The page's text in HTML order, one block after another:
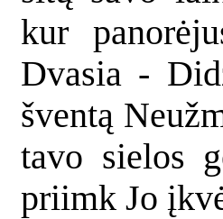
kur
Dvasia -
šventą
tavo sielos
priimk Jo